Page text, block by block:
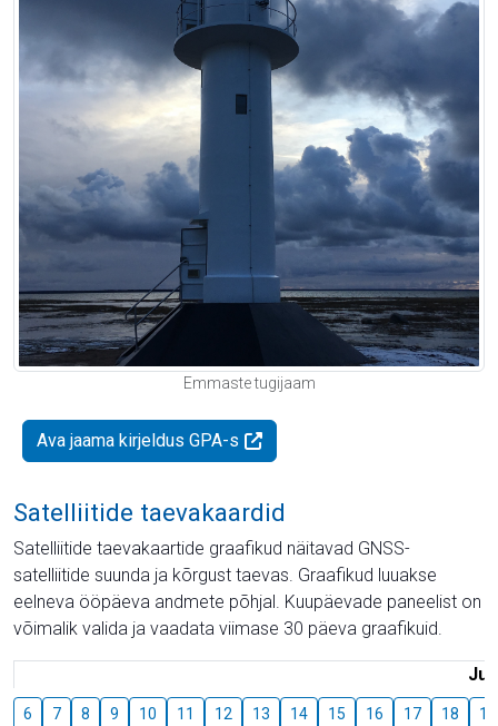
Emmaste tugijaam
Ava jaama kirjeldus GPA-s
Satelliitide taevakaardid
Satelliitide taevakaartide graafikud näitavad GNSS-
satelliitide suunda ja kõrgust taevas. Graafikud luuakse
eelneva ööpäeva andmete põhjal. Kuupäevade paneelist on
võimalik valida ja vaadata viimase 30 päeva graafikuid.
6 7 8 9 10 11 12 13 14 15 16 17 18 19